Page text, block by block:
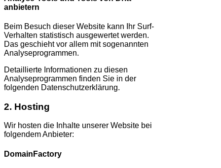
anbietern
Beim Besuch dieser Website kann Ihr Surf-
Verhalten statistisch ausgewertet werden.
Das geschieht vor allem mit sogenannten
Analyseprogrammen.
Detaillierte Informationen zu diesen
Analyseprogrammen finden Sie in der
folgenden Datenschutzerklärung.
2. Hosting
Wir hosten die Inhalte unserer Website bei
folgendem Anbieter:
DomainFactory